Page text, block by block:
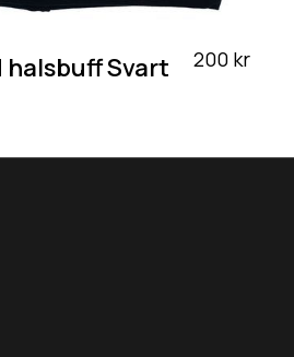
Svart 200 kr